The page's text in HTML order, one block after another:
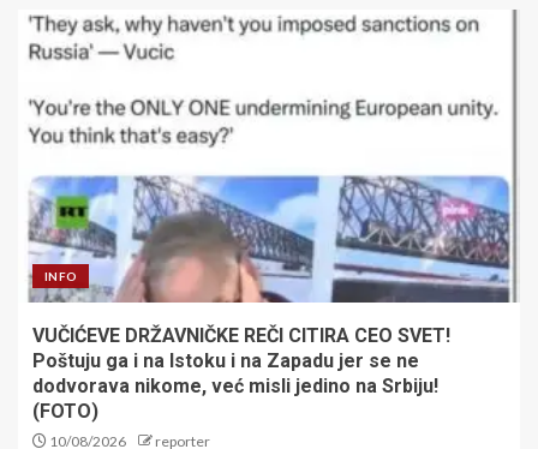
INFO
VUČIĆEVE DRŽAVNIČKE REČI CITIRA CEO SVET!
Poštuju ga i na Istoku i na Zapadu jer se ne
dodvorava nikome, već misli jedino na Srbiju!
(FOTO)
10/08/2026 reporter